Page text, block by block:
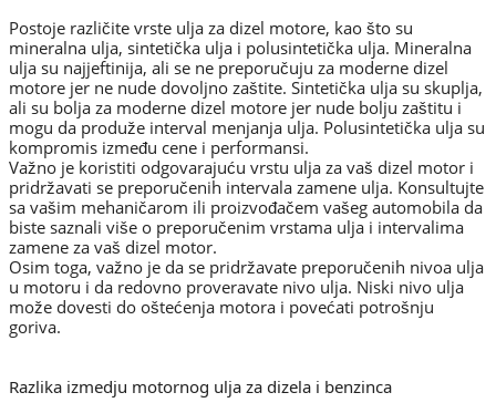
Postoje različite vrste ulja za dizel motore, kao što su
mineralna ulja, sintetička ulja i polusintetička ulja. Mineralna
ulja su najjeftinija, ali se ne preporučuju za moderne dizel
motore jer ne nude dovoljno zaštite. Sintetička ulja su skuplja,
ali su bolja za moderne dizel motore jer nude bolju zaštitu i
mogu da produže interval menjanja ulja. Polusintetička ulja su
kompromis između cene i performansi.
Važno je koristiti odgovarajuću vrstu ulja za vaš dizel motor i
pridržavati se preporučenih intervala zamene ulja. Konsultujte
sa vašim mehaničarom ili proizvođačem vašeg automobila da
biste saznali više o preporučenim vrstama ulja i intervalima
zamene za vaš dizel motor.
Osim toga, važno je da se pridržavate preporučenih nivoa ulja
u motoru i da redovno proveravate nivo ulja. Niski nivo ulja
može dovesti do oštećenja motora i povećati potrošnju
goriva.
Razlika izmedju motornog ulja za dizela i benzinca